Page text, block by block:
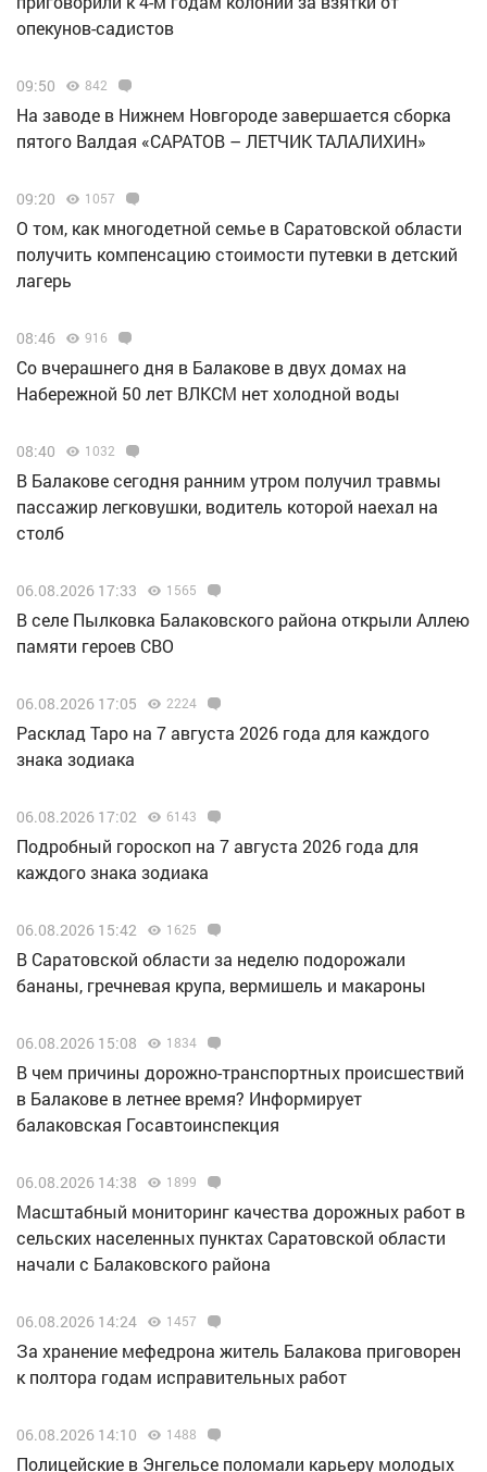
опекунов-садистов
09:50 842
Н️а заводе в Нижнем Новгороде завершается сборка
пятого Валдая «САРАТОВ – ЛЕТЧИК ТАЛАЛИХИН»
09:20 1057
О том, как многодетной семье в Саратовской области
получить компенсацию стоимости путевки в детский
лагерь
08:46 916
Со вчерашнего дня в Балакове в двух домах на
Набережной 50 лет ВЛКСМ нет холодной воды
08:40 1032
В Балакове сегодня ранним утром получил травмы
пассажир легковушки, водитель которой наехал на
столб
06.08.2026 17:33 1565
В селе Пылковка Балаковского района открыли Аллею
памяти героев СВО
06.08.2026 17:05 2224
Расклад Таро на 7 августа 2026 года для каждого
знака зодиака
06.08.2026 17:02 6143
Подробный гороскоп на 7 августа 2026 года для
каждого знака зодиака
06.08.2026 15:42 1625
В Саратовской области за неделю подорожали
бананы, гречневая крупа, вермишель и макароны
06.08.2026 15:08 1834
В чем причины дорожно-транспортных происшествий
в Балакове в летнее время? Информирует
балаковская Госавтоинспекция
06.08.2026 14:38 1899
Масштабный мониторинг качества дорожных работ в
сельских населенных пунктах Саратовской области
начали с Балаковского района
06.08.2026 14:24 1457
За хранение мефедрона житель Балакова приговорен
к полтора годам исправительных работ
06.08.2026 14:10 1488
Полицейские в Энгельсе поломали карьеру молодых